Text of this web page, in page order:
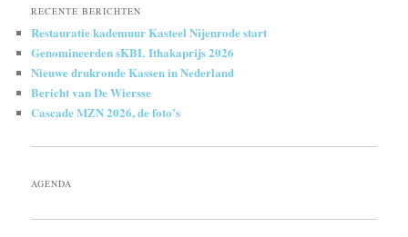
RECENTE BERICHTEN
Restauratie kademuur Kasteel Nijenrode start
Genomineerden sKBL Ithakaprijs 2026
Nieuwe drukronde Kassen in Nederland
Bericht van De Wiersse
Cascade MZN 2026, de foto’s
AGENDA